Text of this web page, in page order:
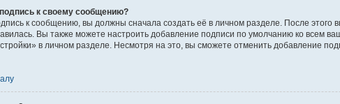
к своему сообщению?
к сообщению, вы должны сначала создать её в личном разделе. После этого
Вы также можете настроить добавление подписи по умолчанию ко всем
в личном разделе. Несмотря на это, вы сможете отменить добавление